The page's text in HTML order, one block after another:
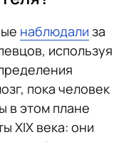
наблюдали за
используя
пока человек
в этом плане
XIX века: они